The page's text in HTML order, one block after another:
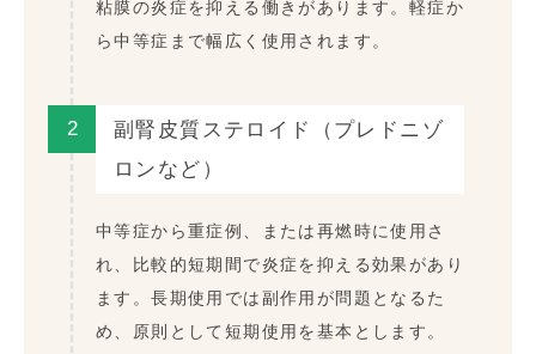
粘膜の炎症を抑える働きがあります。軽症か
ら中等症まで幅広く使用されます。
2
副腎皮質ステロイド（プレドニゾ
ロンなど）
中等症から重症例、または再燃時に使用さ
れ、比較的短期間で炎症を抑える効果があり
ます。長期使用では副作用が問題となるた
め、原則として短期使用を基本とします。